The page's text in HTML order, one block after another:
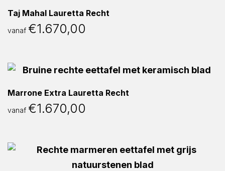
Taj Mahal Lauretta Recht
vanaf €1.670,00
Marrone Extra Lauretta Recht
vanaf €1.670,00